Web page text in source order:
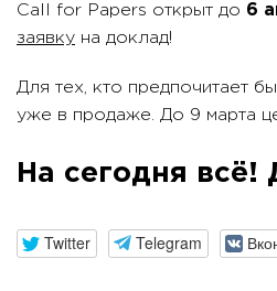
Call for Papers открыт до 6
заявку на доклад!
Для тех, кто предпочитает
уже в продаже. До 9 марта
На сегодня всё!
Twitter Telegram